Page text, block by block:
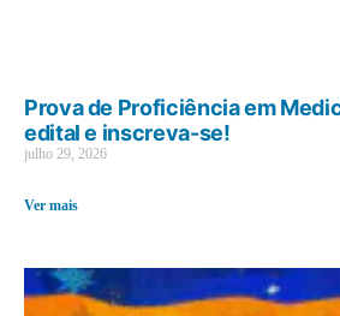
Prova de Proficiência em
edital e inscreva-se!
julho 29, 2026
Ver mais